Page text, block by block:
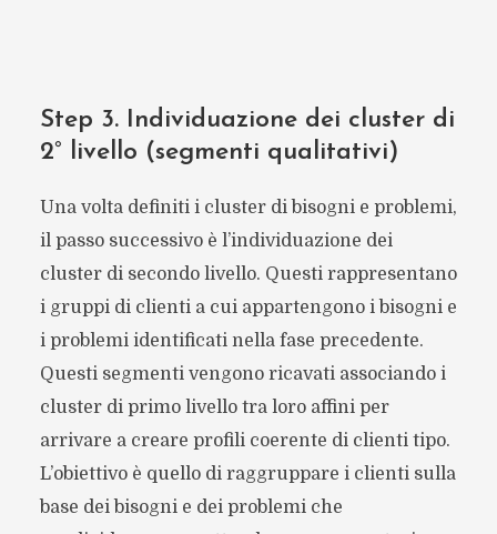
Step 3. Individuazione dei cluster di
2° livello (segmenti qualitativi)
Una volta definiti i cluster di bisogni e problemi,
il passo successivo è l’individuazione dei
cluster di secondo livello. Questi rappresentano
i gruppi di clienti a cui appartengono i bisogni e
i problemi identificati nella fase precedente.
Questi segmenti vengono ricavati associando i
cluster di primo livello tra loro affini per
arrivare a creare profili coerente di clienti tipo.
L’obiettivo è quello di raggruppare i clienti sulla
base dei bisogni e dei problemi che